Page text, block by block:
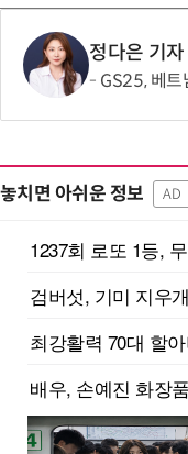
정다은 기자
GS25, 베트남
놓치면 아쉬운 정보 AD